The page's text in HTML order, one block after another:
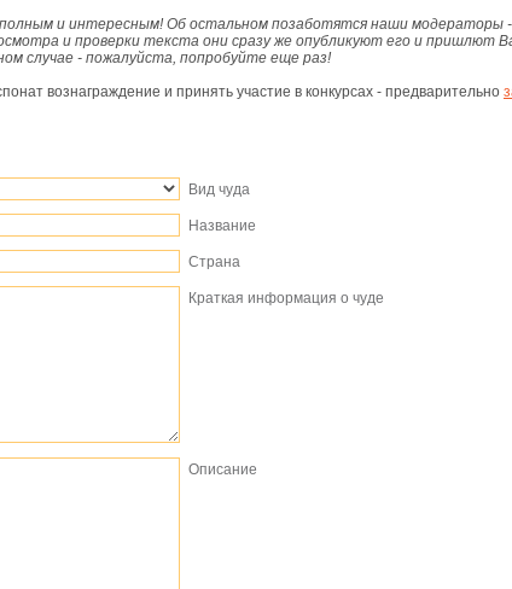
и интересным! Об остальном позаботятся наши модераторы -
и проверки текста они сразу же опубликуют его и пришлют
случае - пожалуйста, попробуйте еще раз!
вознаграждение и принять участие в конкурсах - предварительно
Вид чуда
Название
Страна
Краткая информация о чуде
Описание